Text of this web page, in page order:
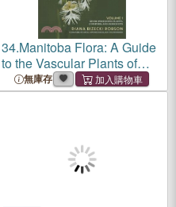
34.Manitoba Flora: A Guide
to the Vascular Plants of
Manitoba: Volume 1: Spore-
Producing Plants, Conifers,
無庫存